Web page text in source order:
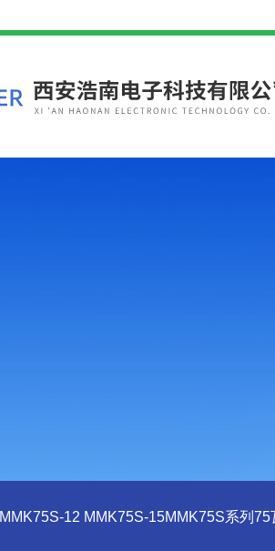
MMK75S-12 MMK75S-15MMK75S系列